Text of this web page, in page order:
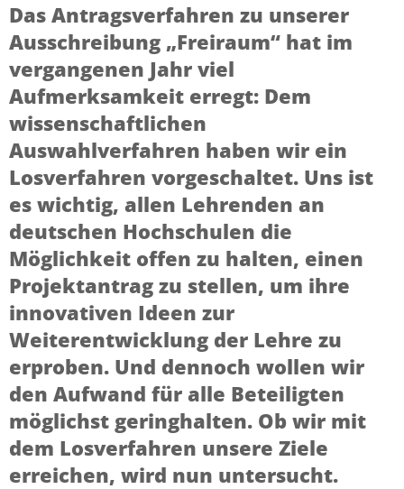
Das Antragsverfahren zu unserer
Ausschreibung „Freiraum“ hat im
vergangenen Jahr viel
Aufmerksamkeit erregt: Dem
wissenschaftlichen
Auswahlverfahren haben wir ein
Losverfahren vorgeschaltet. Uns ist
es wichtig, allen Lehrenden an
deutschen Hochschulen die
Möglichkeit offen zu halten, einen
Projektantrag zu stellen, um ihre
innovativen Ideen zur
Weiterentwicklung der Lehre zu
erproben. Und dennoch wollen wir
den Aufwand für alle Beteiligten
möglichst geringhalten. Ob wir mit
dem Losverfahren unsere Ziele
erreichen, wird nun untersucht.